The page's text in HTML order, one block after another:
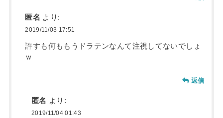
匿名 より:
2019/11/03 17:51
許すも何ももうドラテンなんて注視してないでしょ
ｗ
返信
匿名 より:
2019/11/04 01:43